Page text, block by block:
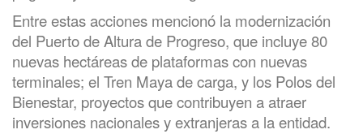
Entre estas acciones mencionó la modernización
del Puerto de Altura de Progreso, que incluye 80
nuevas hectáreas de plataformas con nuevas
terminales; el Tren Maya de carga, y los Polos del
Bienestar, proyectos que contribuyen a atraer
inversiones nacionales y extranjeras a la entidad.